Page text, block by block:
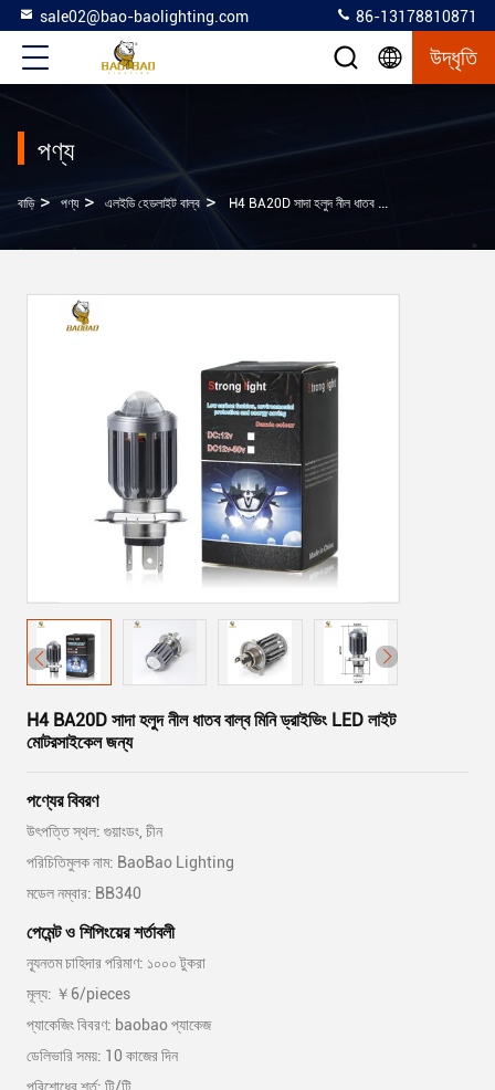
sale02@bao-baolighting.com 86-13178810871
উদ্ধৃতি
পণ্য
বাড়ি > পণ্য > এলইডি হেডলাইট বাল্ব > H4 BA20D সাদা হলুদ নীল ধাতব বাল্ব মিনি ড্রাইভিং LED লাইট মোটরসাইকেল জন্য
H4 BA20D সাদা হলুদ নীল ধাতব বাল্ব মিনি ড্রাইভিং LED লাইট
মোটরসাইকেল জন্য
পণ্যের বিবরণ
উৎপত্তি স্থল: গুয়াংডং, চীন
পরিচিতিমুলক নাম: BaoBao Lighting
মডেল নম্বার: BB340
পেমেন্ট ও শিপিংয়ের শর্তাবলী
ন্যূনতম চাহিদার পরিমাণ: ১০০০ টুকরা
মূল্য: ￥6/pieces
প্যাকেজিং বিবরণ: baobao প্যাকেজ
ডেলিভারি সময়: 10 কাজের দিন